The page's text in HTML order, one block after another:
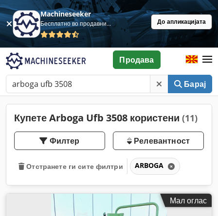
Machineseeker
Бесплатно во продавница До апликацијата
Барај
Продава
Купете Arboga Ufb 3508 користени (11)
Филтер Релевантност
Отстранете ги сите филтри ARBOGA
Мал оглас